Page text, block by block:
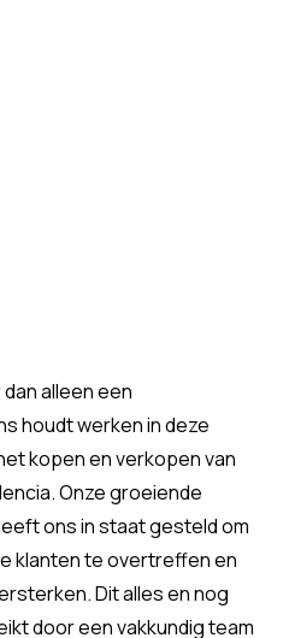
alleen een
houdt werken in deze
kopen en verkopen van
Onze groeiende
ons in staat gesteld om
klanten te overtreffen en
Dit alles en nog
door een vakkundig team